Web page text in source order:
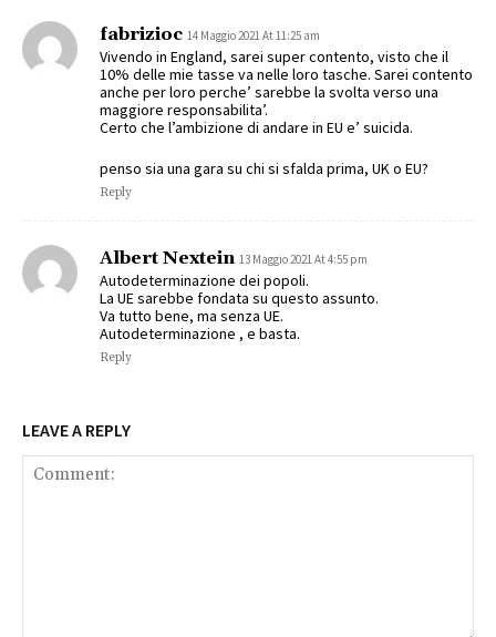
fabrizioc 14 Maggio 2021 At 11:25 am
Vivendo in England, sarei super contento, visto che il
10% delle mie tasse va nelle loro tasche. Sarei contento
anche per loro perche’ sarebbe la svolta verso una
maggiore responsabilita’.
Certo che l’ambizione di andare in EU e’ suicida.
penso sia una gara su chi si sfalda prima, UK o EU?
Reply
Albert Nextein 13 Maggio 2021 At 4:55 pm
Autodeterminazione dei popoli.
La UE sarebbe fondata su questo assunto.
Va tutto bene, ma senza UE.
Autodeterminazione , e basta.
Reply
LEAVE A REPLY